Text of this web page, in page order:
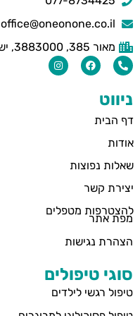
office@oneonone.co.il
מאור 385, 3883000, ישראל
ניווט
דף הבית
אודות
שאלות נפוצות
יצירת קשר
להצטרפות מטפלים
מפת אתר
הצהרת נגישות
סוגי טיפולים
טיפול רגשי לילדים